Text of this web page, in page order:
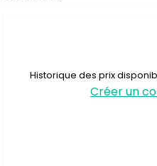
Historique des prix
Créer un